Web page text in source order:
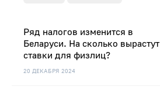
20 ДЕКАБРЯ 2024
Ряд налогов изменится в
Беларуси. На сколько вырастут
ставки для физлиц?